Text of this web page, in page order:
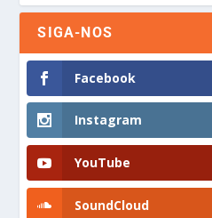
SIGA-NOS
Facebook
Instagram
YouTube
SoundCloud